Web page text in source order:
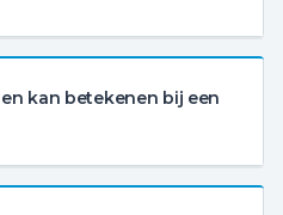
kan betekenen bij een